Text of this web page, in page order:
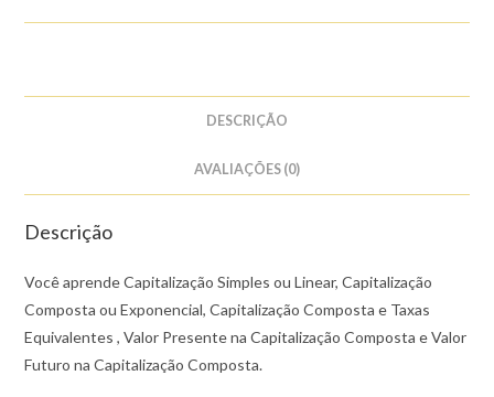
DESCRIÇÃO
AVALIAÇÕES (0)
Descrição
Você aprende Capitalização Simples ou Linear, Capitalização
Composta ou Exponencial, Capitalização Composta e Taxas
Equivalentes , Valor Presente na Capitalização Composta e Valor
Futuro na Capitalização Composta.